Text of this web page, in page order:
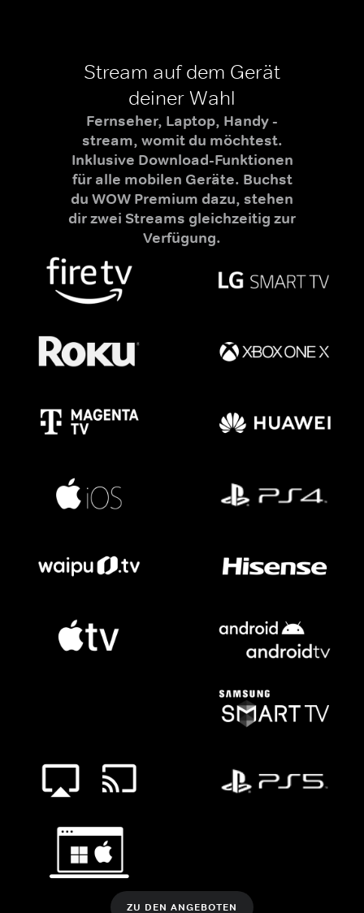
Stream auf dem Gerät
deiner Wahl
Fernseher, Laptop, Handy -
stream, womit du möchtest.
Inklusive Download-Funktionen
für alle mobilen Geräte. Buchst
du WOW Premium dazu, stehen
dir zwei Streams gleichzeitig zur
Verfügung.
ZU DEN ANGEBOTEN